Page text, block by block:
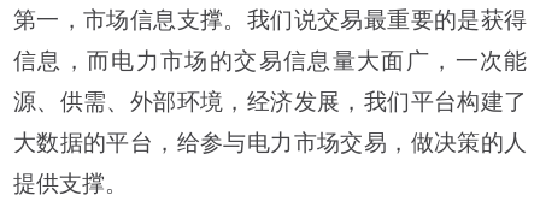
第一，市场信息支撑。我们说交易最重要的是获得
信息，而电力市场的交易信息量大面广，一次能
源、供需、外部环境，经济发展，我们平台构建了
大数据的平台，给参与电力市场交易，做决策的人
提供支撑。